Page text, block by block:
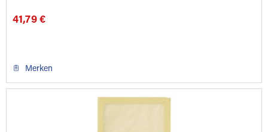
41,79 €
Merken